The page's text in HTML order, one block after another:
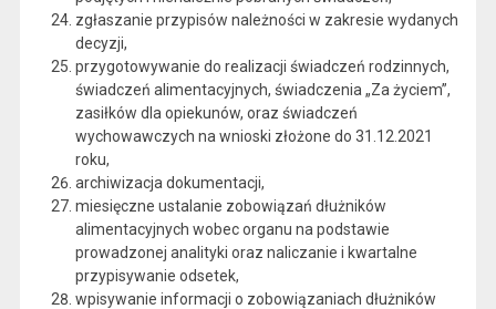
zgłaszanie przypisów należności w zakresie wydanych
decyzji,
przygotowywanie do realizacji świadczeń rodzinnych,
świadczeń alimentacyjnych, świadczenia „Za życiem”,
zasiłków dla opiekunów, oraz świadczeń
wychowawczych na wnioski złożone do 31.12.2021
roku,
archiwizacja dokumentacji,
miesięczne ustalanie zobowiązań dłużników
alimentacyjnych wobec organu na podstawie
prowadzonej analityki oraz naliczanie i kwartalne
przypisywanie odsetek,
wpisywanie informacji o zobowiązaniach dłużników